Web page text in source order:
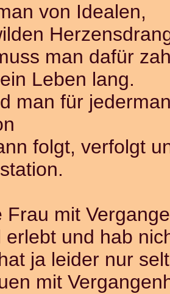
von Idealen,
man dafür
Leben lang.
man für
folgt, verfolgt
Frau mit
erlebt und hab
ja leider nur
mit